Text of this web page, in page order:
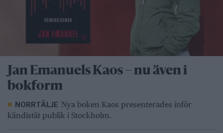
Jan Emanuels Kaos – nu även i
bokform
NORRTÄLJE Nya boken Kaos presenterades inför
kändistät publik i Stockholm.